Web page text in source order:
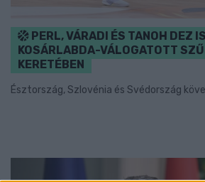
PERL, VÁRADI ÉS TANOH DEZ
KOSÁRLABDA-VÁLOGATOTT
KERETÉBEN
Észtország, Szlovénia és Svédország